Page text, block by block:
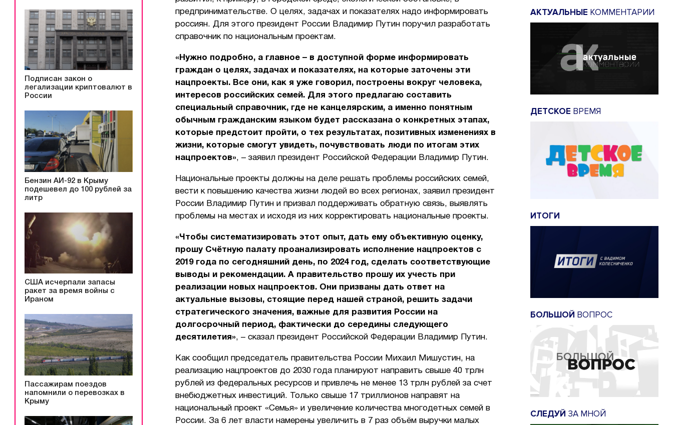
Подписан закон о
легализации криптовалют в
России
Бензин АИ-92 в Крыму
подешевел до 100 рублей за
литр
США исчерпали запасы
ракет за время войны с
Ираном
Пассажирам поездов
напомнили о перевозках в
Крыму
предпринимательстве. О целях, задачах и показателях надо информировать
россиян. Для этого президент России Владимир Путин поручил разработать
справочник по национальным проектам.
«Нужно подробно, а главное – в доступной форме информировать
граждан о целях, задачах и показателях, на которые заточены эти
нацпроекты. Все они, как я уже говорил, построены вокруг человека,
интересов российских семей. Для этого предлагаю составить
специальный справочник, где не канцелярским, а именно понятным
обычным гражданским языком будет рассказана о конкретных этапах,
которые предстоит пройти, о тех результатах, позитивных изменениях в
жизни, которые смогут увидеть, почувствовать люди по итогам этих
нацпроектов», – заявил президент Российской Федерации Владимир Путин.
Национальные проекты должны на деле решать проблемы российских семей,
вести к повышению качества жизни людей во всех регионах, заявил президент
России Владимир Путин и призвал поддерживать обратную связь, выявлять
проблемы на местах и исходя из них корректировать национальные проекты.
«Чтобы систематизировать этот опыт, дать ему объективную оценку,
прошу Счётную палату проанализировать исполнение нацпроектов с
2019 года по сегодняшний день, по 2024 год, сделать соответствующие
выводы и рекомендации. А правительство прошу их учесть при
реализации новых нацпроектов. Они призваны дать ответ на
актуальные вызовы, стоящие перед нашей страной, решить задачи
стратегического значения, важные для развития России на
долгосрочный период, фактически до середины следующего
десятилетия», – сказал президент Российской Федерации Владимир Путин.
Как сообщил председатель правительства России Михаил Мишустин, на
реализацию нацпроектов до 2030 года планируют направить свыше 40 трлн
рублей из федеральных ресурсов и привлечь не менее 13 трлн рублей за счет
внебюджетных инвестиций. Только свыше 17 триллионов направят на
национальный проект «Семья» и увеличение количества многодетных семей в
России. За 6 лет власти намерены увеличить в 7 раз объём выручки малых
АКТУАЛЬНЫЕ КОММЕНТАРИИ
ДЕТСКОЕ ВРЕМЯ
ИТОГИ
БОЛЬШОЙ ВОПРОС
СЛЕДУЙ ЗА МНОЙ